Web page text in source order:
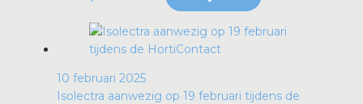
10 februari 2025
Isolectra aanwezig op 19 februari tijdens de